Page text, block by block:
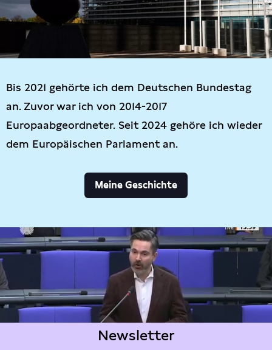
Bis 2021 gehörte ich dem Deutschen Bundestag
an. Zuvor war ich von 2014-2017
Europaabgeordneter. Seit 2024 gehöre ich wieder
dem Europäischen Parlament an.
Meine Geschichte
Newsletter